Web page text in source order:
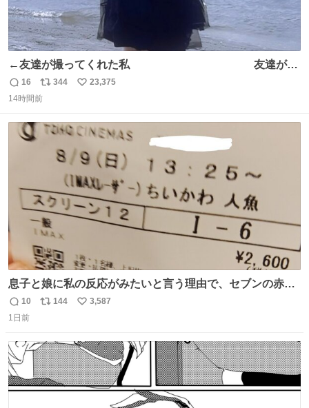
←友達が撮ってくれた私 友達が描
いてくれた私→
返
信
16
リ
ポ
ト
344
い
数
23,375
14時間前
息子と娘に私の反応がみたいと言う理由で、セブンの赤魚
の煮付けを食べさせられ、ちいかわの映画に連れてこられ
ました 一体どういうことなんやで…
返
信
10
リ
ト
数
144
い
数
3,587
1日前